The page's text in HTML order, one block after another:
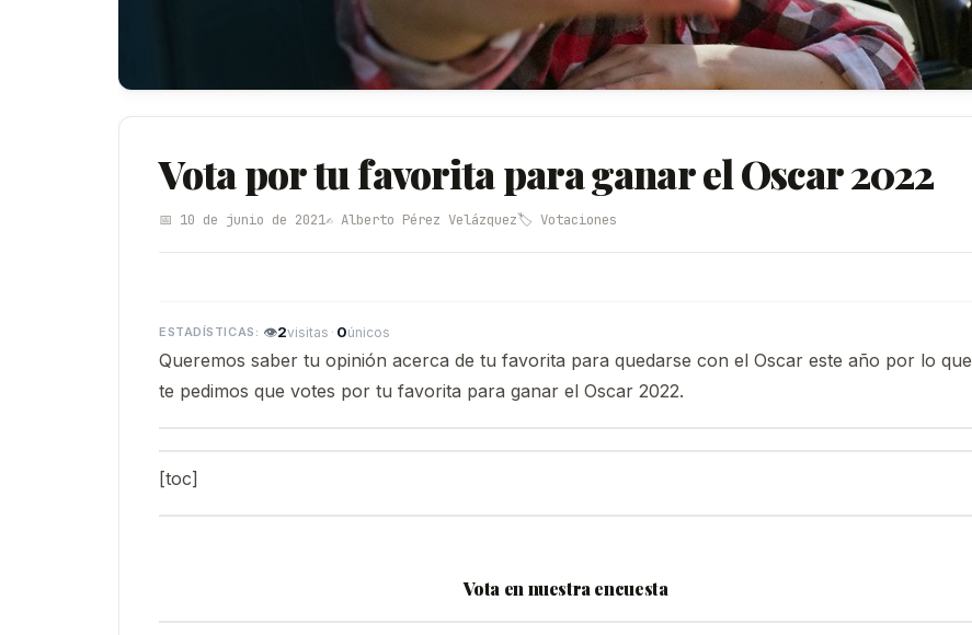
Vota por tu favorita para ganar el Oscar 2022
📅 10 de junio de 2021✍️ Alberto Pérez Velázquez🏷️ Votaciones
👁2visitas · 0únicos
Queremos saber tu opinión acerca de tu favorita para quedarse con el Oscar este año por lo que
te pedimos que votes por tu favorita para ganar el Oscar 2022.
[toc]
Vota en nuestra encuesta